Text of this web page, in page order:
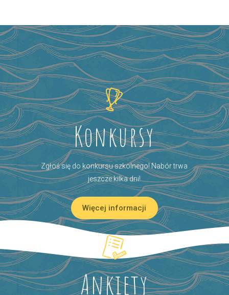
Konkursy
Zgłoś się do konkursu szkolnego! Nabór trwa
jeszcze kilka dni!
Więcej informacji
Ankiety